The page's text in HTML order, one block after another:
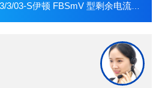
S伊顿 FBSmV 型剩余电流动作断路器（RCCB）